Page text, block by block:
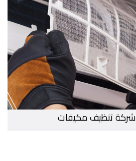
شركة تنظيف مكيفات